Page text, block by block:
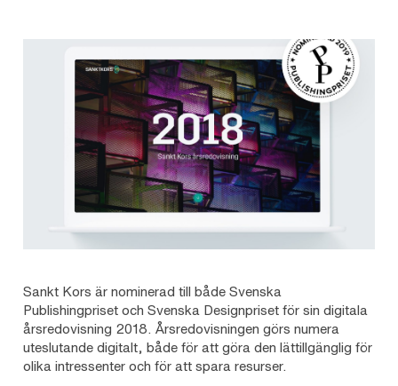
Kontakt
In English
Sankt Kors är nominerad till både Svenska
Publishingpriset och Svenska Designpriset för sin digitala
årsredovisning 2018. Årsredovisningen görs numera
uteslutande digitalt, både för att göra den lättillgänglig för
olika intressenter och för att spara resurser.